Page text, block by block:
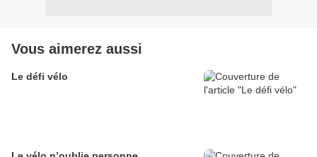
Vous aimerez aussi
Le défi vélo